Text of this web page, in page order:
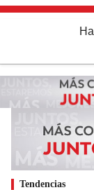
Tendencias